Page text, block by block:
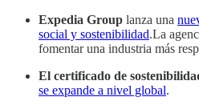
Expedia Group lanza una
social y sostenibilidad.La
fomentar una industria más
El certificado de
se expande a nivel global.